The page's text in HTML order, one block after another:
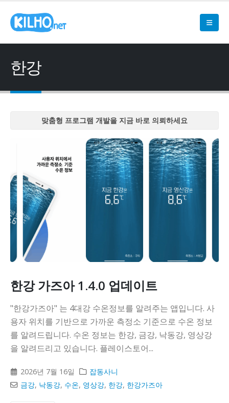
한강
맞춤형 프로그램 개발을 지금 바로 의뢰하세요
맞춤형 프로그램 개발을 지금 바로 의뢰하세요
맞춤형 프로그램 개발을 지금 바로 의뢰하세요
맞춤형 프로그램 개발을 지금 바로 의뢰하세요
한강 가즈아 1.4.0 업데이트
"한강가즈아" 는 4대강 수온정보를 알려주는 앱입니다. 사
용자 위치를 기반으로 가까운 측정소 기준으로 수온 정보
를 알려드립니다. 수온 정보는 한강, 금강, 낙동강, 영상강
을 알려드리고 있습니다. 플레이스토어...
2026년 7월 16일
잡동사니
금강, 낙동강, 수온, 영상강, 한강, 한강가즈아